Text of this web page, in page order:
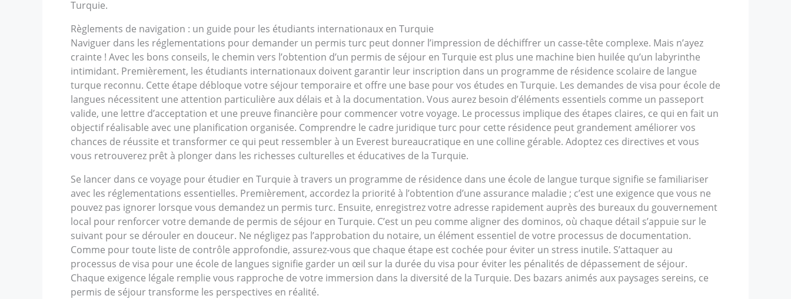
Turquie.
Règlements de navigation : un guide pour les étudiants internationaux en Turquie
Naviguer dans les réglementations pour demander un permis turc peut donner l’impression de déchiffrer un casse-tête complexe. Mais n’ayez
crainte ! Avec les bons conseils, le chemin vers l’obtention d’un permis de séjour en Turquie est plus une machine bien huilée qu’un labyrinthe
intimidant. Premièrement, les étudiants internationaux doivent garantir leur inscription dans un programme de résidence scolaire de langue
turque reconnu. Cette étape débloque votre séjour temporaire et offre une base pour vos études en Turquie. Les demandes de visa pour école de
langues nécessitent une attention particulière aux délais et à la documentation. Vous aurez besoin d’éléments essentiels comme un passeport
valide, une lettre d’acceptation et une preuve financière pour commencer votre voyage. Le processus implique des étapes claires, ce qui en fait un
objectif réalisable avec une planification organisée. Comprendre le cadre juridique turc pour cette résidence peut grandement améliorer vos
chances de réussite et transformer ce qui peut ressembler à un Everest bureaucratique en une colline gérable. Adoptez ces directives et vous
vous retrouverez prêt à plonger dans les richesses culturelles et éducatives de la Turquie.
Se lancer dans ce voyage pour étudier en Turquie à travers un programme de résidence dans une école de langue turque signifie se familiariser
avec les réglementations essentielles. Premièrement, accordez la priorité à l’obtention d’une assurance maladie ; c’est une exigence que vous ne
pouvez pas ignorer lorsque vous demandez un permis turc. Ensuite, enregistrez votre adresse rapidement auprès des bureaux du gouvernement
local pour renforcer votre demande de permis de séjour en Turquie. C’est un peu comme aligner des dominos, où chaque détail s’appuie sur le
suivant pour se dérouler en douceur. Ne négligez pas l’approbation du notaire, un élément essentiel de votre processus de documentation.
Comme pour toute liste de contrôle approfondie, assurez-vous que chaque étape est cochée pour éviter un stress inutile. S’attaquer au
processus de visa pour une école de langues signifie garder un œil sur la durée du visa pour éviter les pénalités de dépassement de séjour.
Chaque exigence légale remplie vous rapproche de votre immersion dans la diversité de la Turquie. Des bazars animés aux paysages sereins, ce
permis de séjour transforme les perspectives en réalité.